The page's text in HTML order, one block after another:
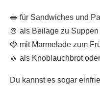
🥪 für Sandwiches und
🍲 als Beilage zu
🍓 mit Marmelade zum
🧄 als Knoblauchbrot
Du kannst es sogar